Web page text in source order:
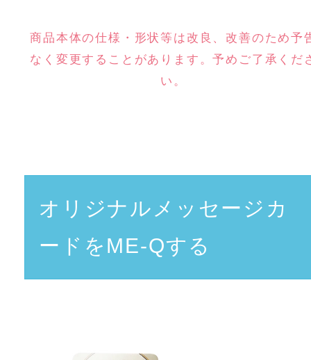
商品本体の仕様・形状等は改良、改善のため予
なく変更することがあります。予めご了承くだ
い。
オリジナルメッセージカ
ードをME-Qする